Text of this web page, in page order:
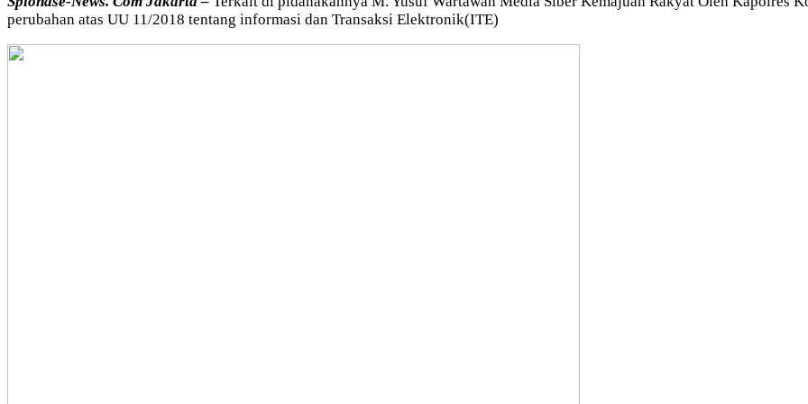
perubahan atas UU 11/2018 tentang informasi dan Transaksi Elektronik(ITE)